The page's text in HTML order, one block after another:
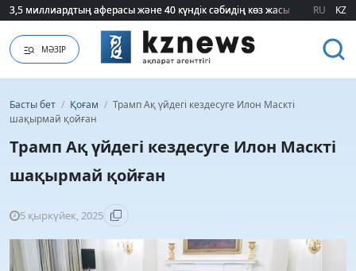
3,5 миллиардтың аферасы және 40 күндік сәбидің көз жасы:
3,5 миллиардтың аферасы және 40 күндік сәбидің көз жасы: RU KZ
МӘЗІР
Басты бет / Қоғам / Трамп Ақ үйдегі кездесуге Илон Маскті
шақырмай қойған
Трамп Ақ үйдегі кездесуге Илон Маскті
шақырмай қойған
5 қыркүйек, 2025